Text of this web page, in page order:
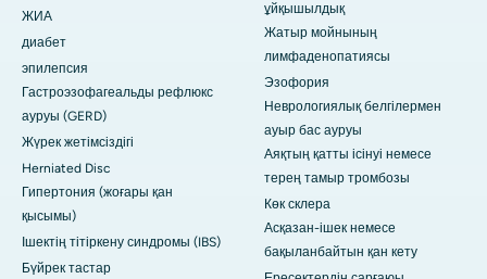
ЖИА
диабет
эпилепсия
Гастроэзофагеальды рефлюкс
ауруы (GERD)
Жүрек жетімсіздігі
Herniated Disc
Гипертония (жоғары қан
қысымы)
Ішектің тітіркену синдромы (IBS)
Бүйрек тастар
ұйқышылдық
Жатыр мойнының
лимфаденопатиясы
Эзофория
Неврологиялық белгілермен
ауыр бас ауруы
Аяқтың қатты ісінуі немесе
терең тамыр тромбозы
Көк склера
Асқазан-ішек немесе
бақыланбайтын қан кету